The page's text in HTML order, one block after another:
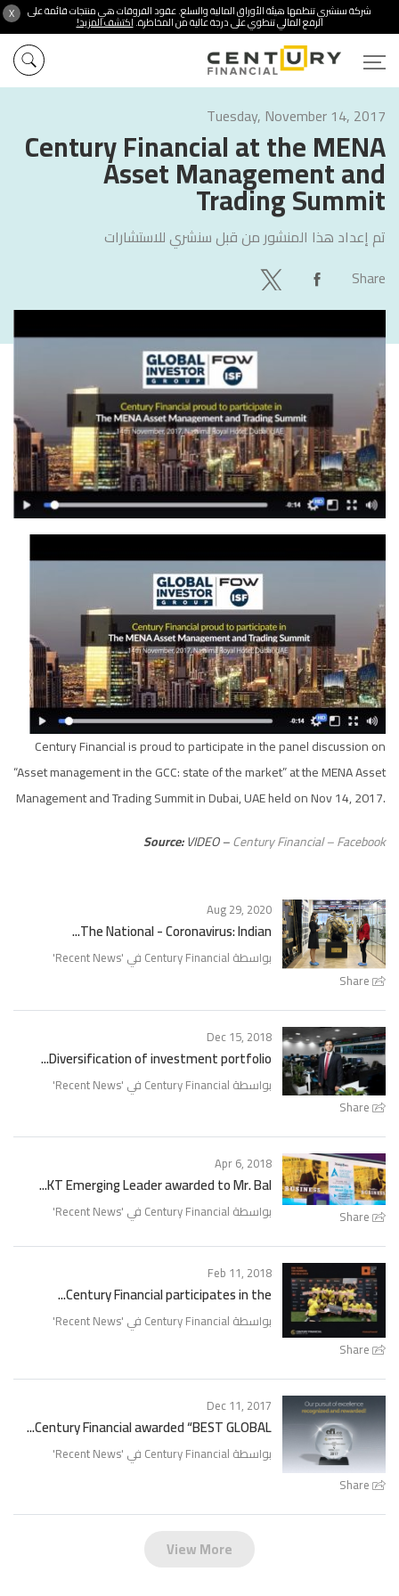
X شركة سنشري تنظمها هيئة الأوراق المالية والسلع. عقود الفروقات هي منتجات قائمة على
الرفع المالي تنطوي على درجة عالية من المخاطرة.اكتشف المزيد!
Tuesday, November 14, 2017
Century Financial at the MENA
Asset Management and
Trading Summit
تم إعداد هذا المنشور من قبل سنشري للاستشارات
Share
Century Financialis proud to participate in the panel discussion on
“Asset management in the GCC: state of the market” at the MENA Asset
Management and Trading Summit in Dubai, UAE held on Nov 14, 2017.
Source:VIDEO –Century Financial – Facebook
Share
Aug 29, 2020
The National - Coronavirus: Indian...
بواسطة Century Financial في ' Recent News
'
Share
Dec 15, 2018
Diversification of investment portfolio...
بواسطة Century Financial في ' Recent News
'
Share
Apr 6, 2018
KT Emerging Leader awarded to Mr. Bal...
بواسطة Century Financial في ' Recent News
'
Share
Feb 11, 2018
Century Financial participates in the...
بواسطة Century Financial في ' Recent News
'
Share
Dec 11, 2017
Century Financial awarded “BEST GLOBAL...
بواسطة Century Financial في ' Recent News
'
View More